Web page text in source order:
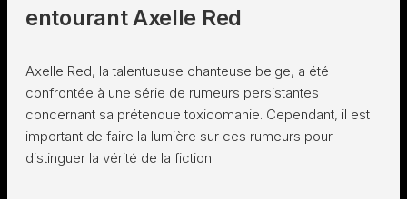
entourant Axelle Red
Axelle Red, la talentueuse chanteuse belge, a été
confrontée à une série de rumeurs persistantes
concernant sa prétendue toxicomanie. Cependant, il est
important de faire la lumière sur ces rumeurs pour
distinguer la vérité de la fiction.